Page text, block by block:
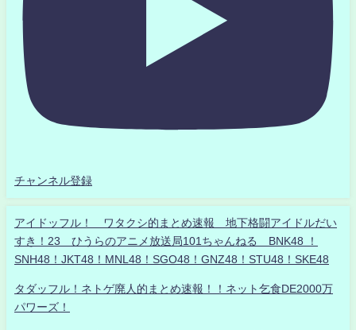
チャンネル登録
アイドッフル！ ワタクシ的まとめ速報 地下格闘アイドルだい
すき！23 ひうらのアニメ放送局101ちゃんねる BNK48 ！
SNH48！JKT48！MNL48！SGO48！GNZ48！STU48！SKE48
タダッフル！ネトゲ廃人的まとめ速報！！ネット乞食DE2000万
パワーズ！